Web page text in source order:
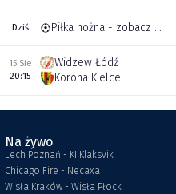
Dziś Piłka nożna - zobacz inne transmisje
15 Sie
20:15
Widzew Łódź
Korona Kielce
Na żywo
Lech Poznań - KI Klaksvik
Chicago Fire - Necaxa
Wisła Kraków - Wisła Płock